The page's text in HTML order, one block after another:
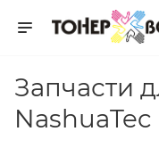
Запчасти
NashuaTec